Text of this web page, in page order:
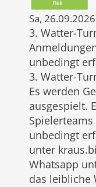
Sa,
3. Watter-
unbedingt
3. Watter-
Es werden
ausgespielt.
unbedingt
unter
Whatsapp
das leibliche